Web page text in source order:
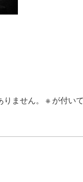
ません。 ※ が付い